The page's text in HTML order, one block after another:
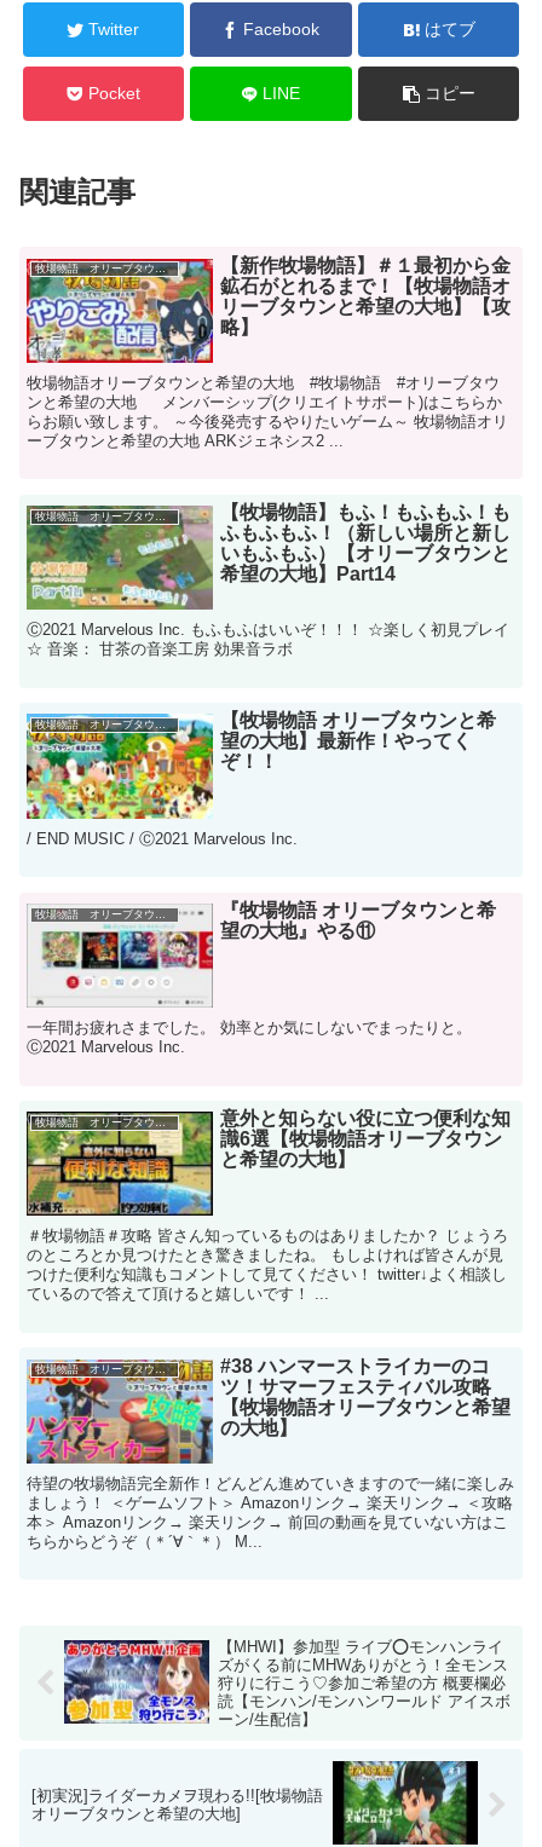
Twitter Facebook はてブ
Pocket LINE コピー
関連記事
牧場物語 オリーブタウンと希望の大地
【新作牧場物語】＃１最初から金
鉱石がとれるまで！【牧場物語オ
リーブタウンと希望の大地】【攻
略】
牧場物語オリーブタウンと希望の大地 #牧場物語 #オリーブタウ
ンと希望の大地 メンバーシップ(クリエイトサポート)はこちらか
らお願い致します。 ～今後発売するやりたいゲーム～ 牧場物語オリ
ーブタウンと希望の大地 ARKジェネシス2 ...
【牧場物語】もふ！もふもふ！も
ふもふもふ！（新しい場所と新し
いもふもふ）【オリーブタウンと
希望の大地】Part14
Ⓒ2021 Marvelous Inc. もふもふはいいぞ！！！ ☆楽しく初見プレイ
☆ 音楽： 甘茶の音楽工房 効果音ラボ
牧場物語 オリーブタウンと希望の大地
【牧場物語 オリーブタウンと希
望の大地】最新作！やってく
ぞ！！
/ END MUSIC / Ⓒ2021 Marvelous Inc.
『牧場物語 オリーブタウンと希
望の大地』やる⑪
一年間お疲れさまでした。 効率とか気にしないでまったりと。
Ⓒ2021 Marvelous Inc.
牧場物語 オリーブタウンと希望の大地
意外と知らない役に立つ便利な知
識6選【牧場物語オリーブタウン
と希望の大地】
＃牧場物語＃攻略 皆さん知っているものはありましたか？ じょうろ
のところとか見つけたとき驚きましたね。 もしよければ皆さんが見
つけた便利な知識もコメントして見てください！ twitter↓よく相談し
ているので答えて頂けると嬉しいです！ ...
牧場物語 オリーブタウンと希望の大地
#38 ハンマーストライカーのコ
ツ！サマーフェスティバル攻略
【牧場物語オリーブタウンと希望
の大地】
待望の牧場物語完全新作！どんどん進めていきますので一緒に楽しみ
ましょう！ ＜ゲームソフト＞ Amazonリンク→ 楽天リンク→ ＜攻略
本＞ Amazonリンク→ 楽天リンク→ 前回の動画を見ていない方はこ
ちらからどうぞ（＊´∀｀＊） M...
【MHWI】参加型 ライブ⭕️モンハンライ
ズがくる前にMHWありがとう！全モンス
狩りに行こう♡参加ご希望の方 概要欄必
読【モンハン/モンハンワールド アイスボ
ーン/生配信】
[初実況]ライダーカメヲ現わる!![牧場物語
オリーブタウンと希望の大地]